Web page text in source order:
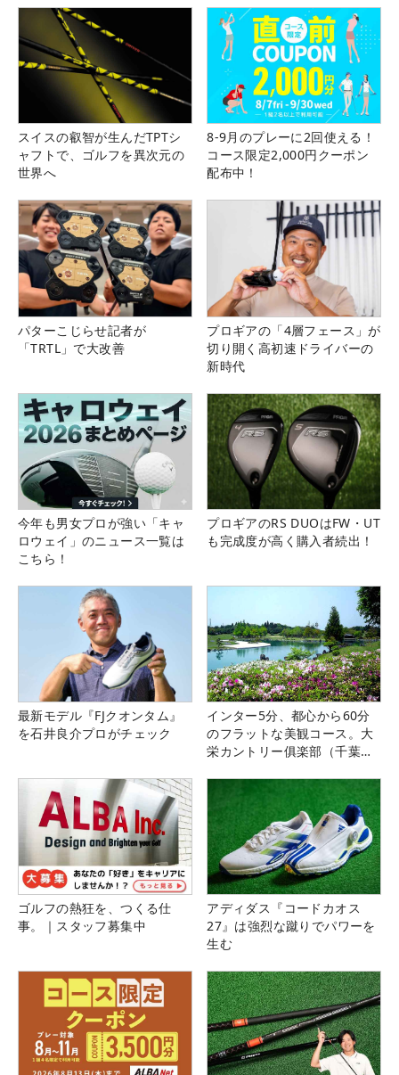
スイスの叡智が生んだTPTシ
ャフトで、ゴルフを異次元の
世界へ
8-9月のプレーに2回使える！
コース限定2,000円クーポン
配布中！
パターこじらせ記者が
「TRTL」で大改善
プロギアの「4層フェース」が
切り開く高初速ドライバーの
新時代
今年も男女プロが強い「キャ
ロウェイ」のニュース一覧は
こちら！
プロギアのRS DUOはFW・UT
も完成度が高く購入者続出！
最新モデル『FJクオンタム』
を石井良介プロがチェック
インター5分、都心から60分
のフラットな美観コース。大
栄カントリー俱楽部（千葉
ゴルフの熱狂を、つくる仕
事。｜スタッフ募集中
アディダス『コードカオス
27』は強烈な蹴りでパワーを
生む